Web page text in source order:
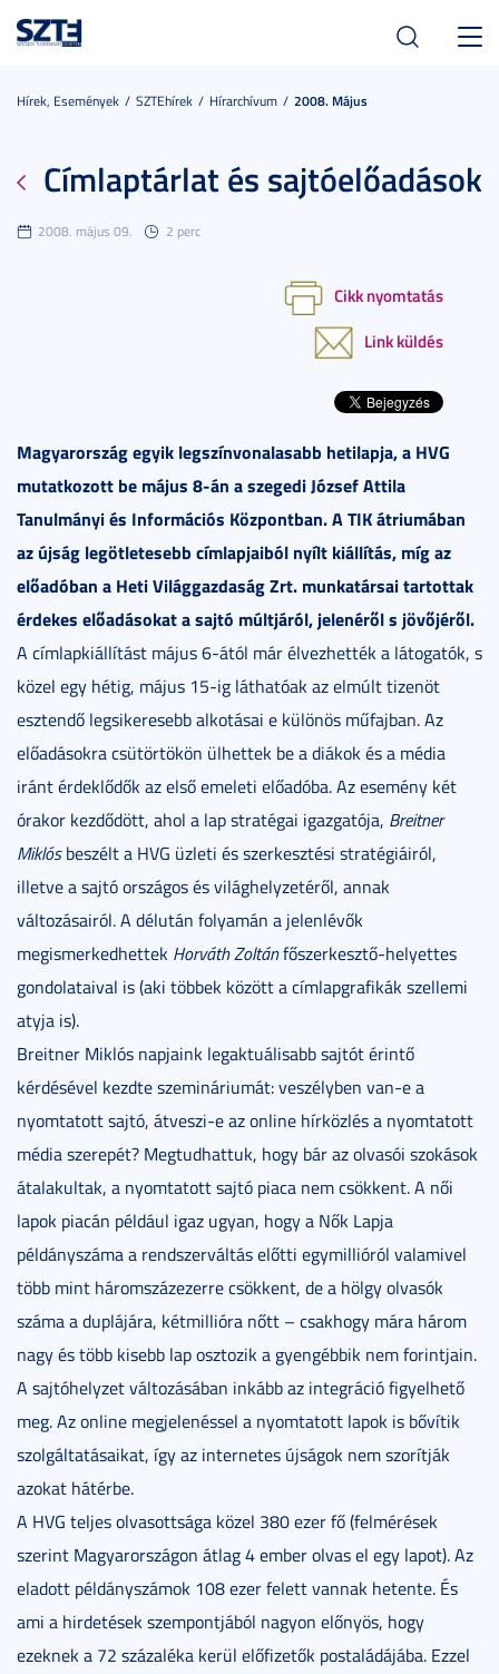
Hírek, Események SZTEhírek Hírarchívum 2008. Május
Címlaptárlat és sajtóelőadások
2008. május 09. 2 perc
Cikk nyomtatás
Link küldés
Magyarország egyik legszínvonalasabb hetilapja, a HVG
mutatkozott be május 8-án a szegedi József Attila
Tanulmányi és Információs Központban. A TIK átriumában
az újság legötletesebb címlapjaiból nyílt kiállítás, míg az
előadóban a Heti Világgazdaság Zrt. munkatársai tartottak
érdekes előadásokat a sajtó múltjáról, jelenéről s jövőjéről.
A címlapkiállítást május 6-ától már élvezhették a látogatók, s
közel egy hétig, május 15-ig láthatóak az elmúlt tizenöt
esztendő legsikeresebb alkotásai e különös műfajban. Az
előadásokra csütörtökön ülhettek be a diákok és a média
iránt érdeklődők az első emeleti előadóba. Az esemény két
órakor kezdődött, ahol a lap stratégai igazgatója, Breitner
Miklósbeszélt a HVG üzleti és szerkesztési stratégiáiról,
illetve a sajtó országos és világhelyzetéről, annak
változásairól. A délután folyamán a jelenlévők
megismerkedhettek Horváth Zoltánfőszerkesztő-helyettes
gondolataival is (aki többek között a címlapgrafikák szellemi
atyja is).
Breitner Miklós napjaink legaktuálisabb sajtót érintő
kérdésével kezdte szemináriumát: veszélyben van-e a
nyomtatott sajtó, átveszi-e az online hírközlés a nyomtatott
média szerepét? Megtudhattuk, hogy bár az olvasói szokások
átalakultak, a nyomtatott sajtó piaca nem csökkent. A női
lapok piacán például igaz ugyan, hogy a Nők Lapja
példányszáma a rendszerváltás előtti egymillióról valamivel
több mint háromszázezerre csökkent, de a hölgy olvasók
száma a duplájára, kétmillióra nőtt – csakhogy mára három
nagy és több kisebb lap osztozik a gyengébbik nem forintjain.
A sajtóhelyzet változásában inkább az integráció figyelhető
meg. Az online megjelenéssel a nyomtatott lapok is bővítik
szolgáltatásaikat, így az internetes újságok nem szorítják
azokat hátérbe.
A HVG teljes olvasottsága közel 380 ezer fő (felmérések
szerint Magyarországon átlag 4 ember olvas el egy lapot). Az
eladott példányszámok 108 ezer felett vannak hetente. És
ami a hirdetések szempontjából nagyon előnyös, hogy
ezeknek a 72 százaléka kerül előfizetők postaládájába. Ezzel